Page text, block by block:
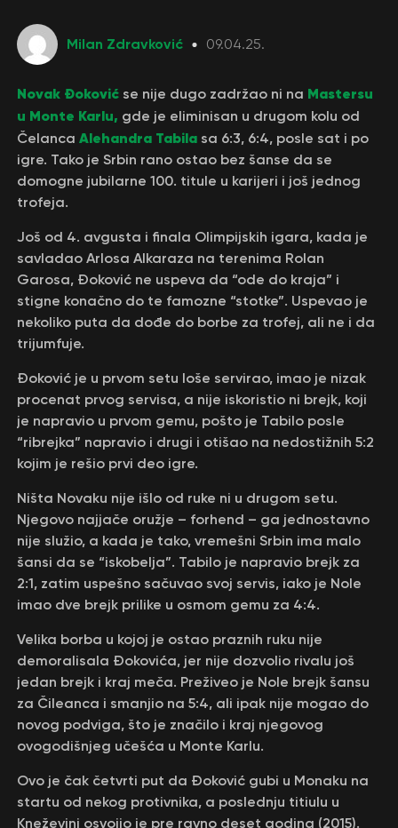
Milan Zdravković 09.04.25.
Novak Đokovićse nije dugo zadržao ni na Mastersu
u Monte Karlu, gde je eliminisan u drugom kolu od
Čelanca Alehandra Tabilasa 6:3, 6:4, posle sat i po
igre. Tako je Srbin rano ostao bez šanse da se
domogne jubilarne 100. titule u karijeri i još jednog
trofeja.
Još od 4. avgusta i finala Olimpijskih igara, kada je
savladao Arlosa Alkaraza na terenima Rolan
Garosa, Đoković ne uspeva da “ode do kraja” i
stigne konačno do te famozne “stotke”. Uspevao je
nekoliko puta da dođe do borbe za trofej, ali ne i da
trijumfuje.
Đoković je u prvom setu loše servirao, imao je nizak
procenat prvog servisa, a nije iskoristio ni brejk, koji
je napravio u prvom gemu, pošto je Tabilo posle
“ribrejka” napravio i drugi i otišao na nedostižnih 5:2
kojim je rešio prvi deo igre.
Ništa Novaku nije išlo od ruke ni u drugom setu.
Njegovo najjače oružje – forhend – ga jednostavno
nije služio, a kada je tako, vremešni Srbin ima malo
šansi da se “iskobelja”. Tabilo je napravio brejk za
2:1, zatim uspešno sačuvao svoj servis, iako je Nole
imao dve brejk prilike u osmom gemu za 4:4.
Velika borba u kojoj je ostao praznih ruku nije
demoralisala Đokovića, jer nije dozvolio rivalu još
jedan brejk i kraj meča. Preživeo je Nole brejk šansu
za Čileanca i smanjio na 5:4, ali ipak nije mogao do
novog podviga, što je značilo i kraj njegovog
ovogodišnjeg učešća u Monte Karlu.
Ovo je čak četvrti put da Đoković gubi u Monaku na
startu od nekog protivnika, a poslednju titiulu u
Kneževini osvojio je pre ravno deset godina (2015).